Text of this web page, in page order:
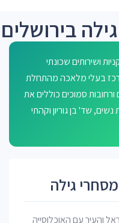
בירושלים
ושירותים שכונתי
בעלי מלאכה מהתחלת
כ-4,800 עסקים ורחובות סמוכים כוללים את
שד' בן גוריון וקהתי
גילה
והעיר עם האוכלוסייה